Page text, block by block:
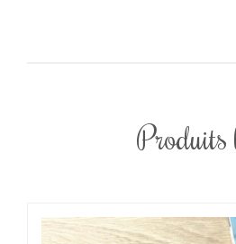
Produits